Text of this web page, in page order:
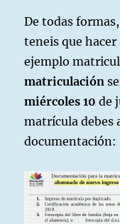
De todas
teneis que
ejemplo
matriculación
miércoles 10 de
matrícula debes
documentación: